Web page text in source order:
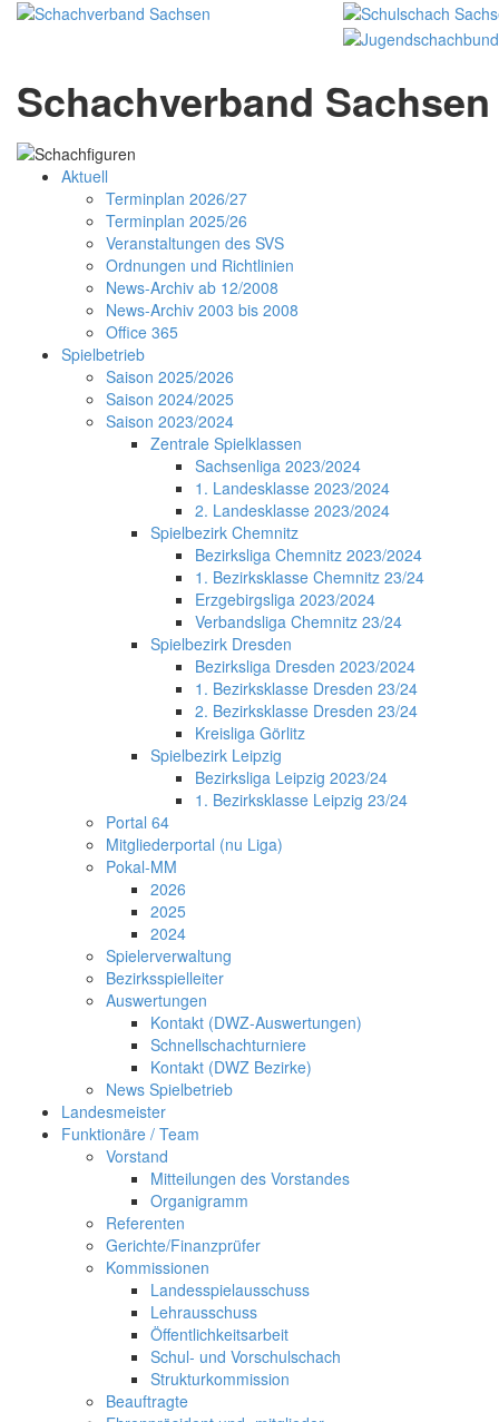
Schachverband Sachsen
Aktuell
Terminplan 2026/27
Terminplan 2025/26
Veranstaltungen des SVS
Ordnungen und Richtlinien
News-Archiv ab 12/2008
News-Archiv 2003 bis 2008
Office 365
Spielbetrieb
Saison 2025/2026
Saison 2024/2025
Saison 2023/2024
Zentrale Spielklassen
Sachsenliga 2023/2024
1. Landesklasse 2023/2024
2. Landesklasse 2023/2024
Spielbezirk Chemnitz
Bezirksliga Chemnitz 2023/2024
1. Bezirksklasse Chemnitz 23/24
Erzgebirgsliga 2023/2024
Verbandsliga Chemnitz 23/24
Spielbezirk Dresden
Bezirksliga Dresden 2023/2024
1. Bezirksklasse Dresden 23/24
2. Bezirksklasse Dresden 23/24
Kreisliga Görlitz
Spielbezirk Leipzig
Bezirksliga Leipzig 2023/24
1. Bezirksklasse Leipzig 23/24
Portal 64
Mitgliederportal (nu Liga)
Pokal-MM
2026
2025
2024
Spielerverwaltung
Bezirksspielleiter
Auswertungen
Kontakt (DWZ-Auswertungen)
Schnellschachturniere
Kontakt (DWZ Bezirke)
News Spielbetrieb
Landesmeister
Funktionäre / Team
Vorstand
Mitteilungen des Vorstandes
Organigramm
Referenten
Gerichte/Finanzprüfer
Kommissionen
Landesspielausschuss
Lehrausschuss
Öffentlichkeitsarbeit
Schul- und Vorschulschach
Strukturkommission
Beauftragte